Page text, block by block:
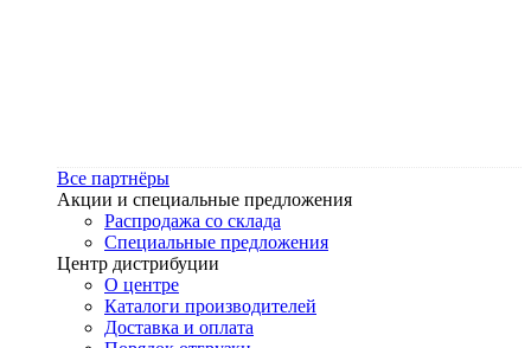
Все партнёры
Акции и специальные предложения
Распродажа со склада
Специальные предложения
Центр дистрибуции
О центре
Каталоги производителей
Доставка и оплата